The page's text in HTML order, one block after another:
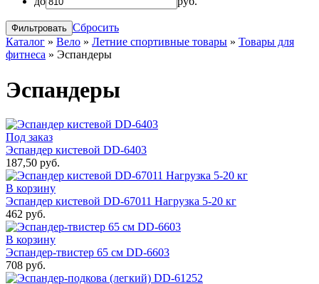
Сбросить
Каталог » Вело » Летние спортивные товары » Товары для
фитнеса » Эспандеры
Эспандеры
Под заказ
Эспандер кистевой DD-6403
187,50 руб.
В корзину
Эспандер кистевой DD-67011 Нагрузка 5-20 кг
462 руб.
В корзину
Эспандер-твистер 65 см DD-6603
708 руб.